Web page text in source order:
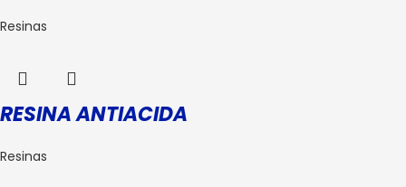
Resinas
RESINA ANTIACIDA
Resinas